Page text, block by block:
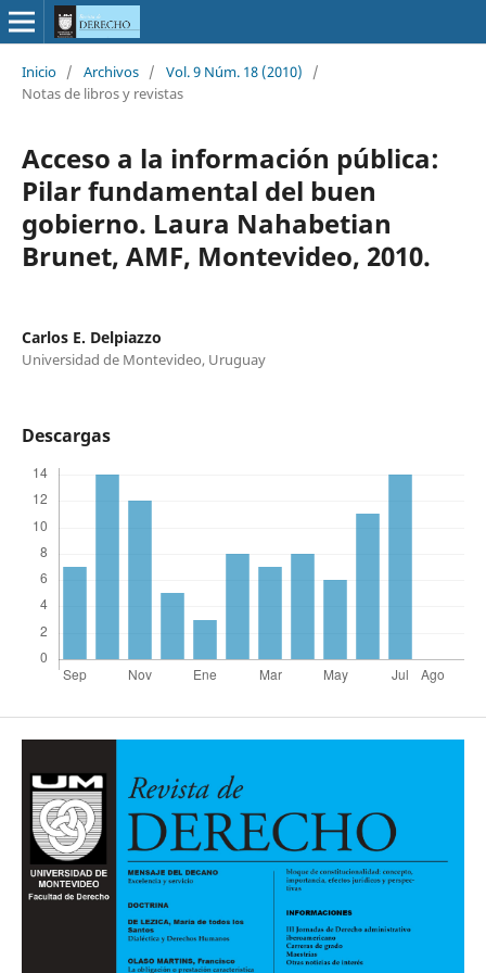
Inicio / Archivos / Vol. 9 Núm. 18 (2010)
/
Notas de libros y revistas
Acceso a la información pública:
Pilar fundamental del buen
gobierno. Laura Nahabetian
Brunet, AMF, Montevideo, 2010.
Carlos E. Delpiazzo
Universidad de Montevideo, Uruguay
Descargas